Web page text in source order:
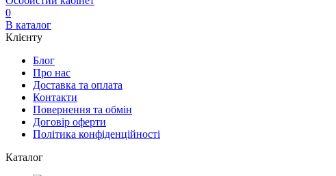
0
В каталог
Клієнту
Блог
Про нас
Доставка та оплата
Контакти
Повернення та обмін
Договір оферти
Політика конфіденційності
Каталог